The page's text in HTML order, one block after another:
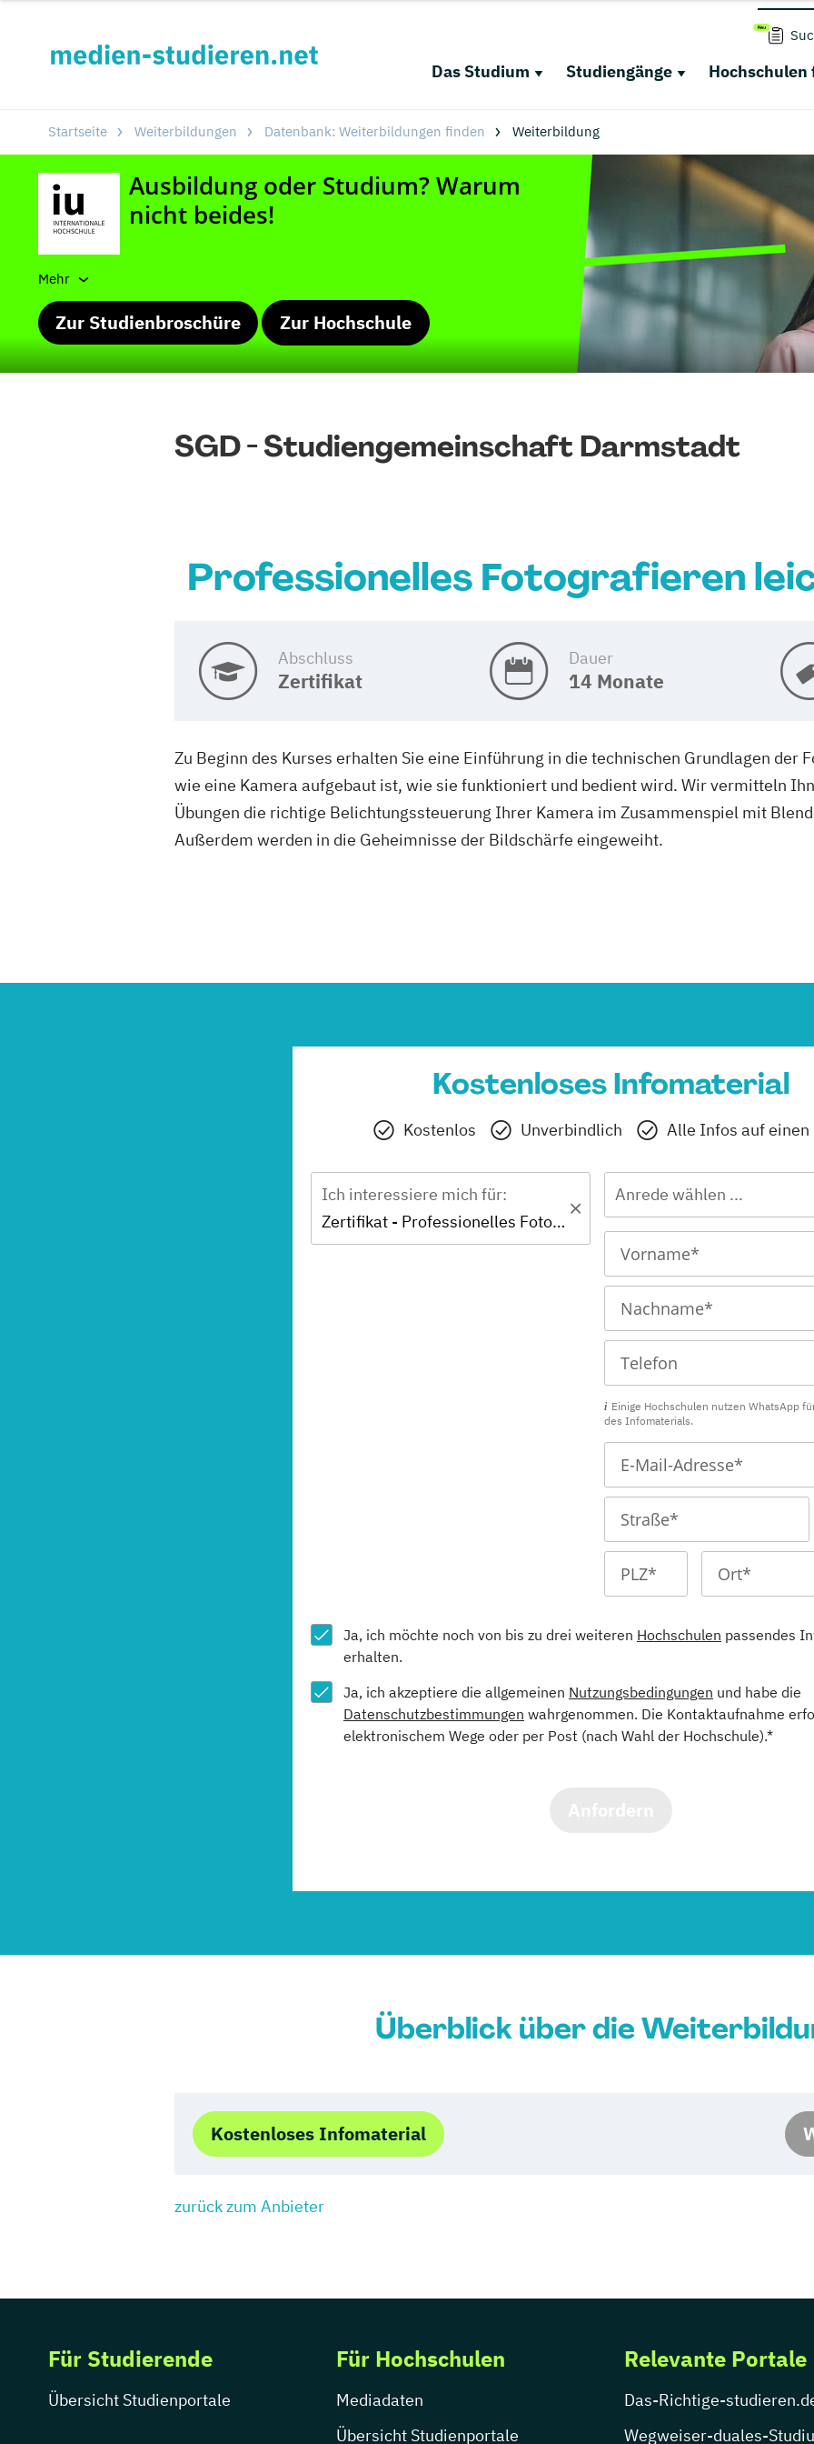
Das Studium Studiengänge Hochschulen
Startseite Weiterbildungen Datenbank: Weiterbildungen finden Weiterbildung
Mehr
Zur Studienbroschüre Zur Hochschule
SGD - Studiengemeinschaft Darmstadt
Professionelles Fotografieren
Abschluss
Zertifikat
Dauer
14 Monate
Zu Beginn des Kurses erhalten Sie eine Einführung in die technischen Grundlagen der
wie eine Kamera aufgebaut ist, wie sie funktioniert und bedient wird. Wir vermitteln
Übungen die richtige Belichtungssteuerung Ihrer Kamera im Zusammenspiel mit
Außerdem werden in die Geheimnisse der Bildschärfe eingeweiht.
Kostenloses Infomaterial
Kostenlos Unverbindlich Alle Infos auf einen
Ich interessiere mich für:
Zertifikat - Professionelles Fotografieren leicht gemacht
Anrede wählen ...
Einige Hochschulen nutzen WhatsApp
des Infomaterials.
Ja, ich möchte noch von bis zu drei weiteren Hochschulen passendes
erhalten.
Ja, ich akzeptiere die allgemeinen Nutzungsbedingungen und habe die
Datenschutzbestimmungen wahrgenommen. Die Kontaktaufnahme
elektronischem Wege oder per Post (nach Wahl der Hochschule).*
Überblick über die
Kostenloses Infomaterial
zurück zum Anbieter
Für Studierende
Übersicht Studienportale
Für Hochschulen
Mediadaten
Übersicht Studienportale
Relevante Portale
Das-Richtige-
Wegweiser-duales-